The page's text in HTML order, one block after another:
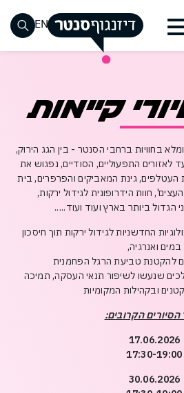
EN
לבקר
לבקר
פעילות
ומידע
פתיחת
דרכי
הגעה
וחנייה
נגישות
בסנטר
קריירהדיזנגוף
בשבילכם
לקנות
לקנות
נשיםגברים
ספורטאופנה
מתחדשת
אלקטרוניקה
וסלולר
אופטיקה
סטיילסידורים
קוסמטיקה
פארם
וביוטי
מזון
ומשקאות
משחקים
ופנטזיה
ופעילויות
ופעילויות
האוכלטבעוני
קרוביםתראו
מה
פספסתם
להשפיע
להשפיע
ההשפעה
החזון
מתחמי
השכרה
בסנטר
הצטרפות
להשפעה
פעילות
לקבוצות
ספר
פעילות
לקהל
חנות
קיימות
בסנטר
מוצרים בעגלההתחברו
התחברו
שכחתי סיסמה
חדש/אורח
חדש/אורח
להרשמה
קיימות
בחוויות ברחבי הסנטר - בין הגג הירוק,
לאזורים התפעוליים, הסודיים, נפגוש את
העטלפים, גינת המאביקים והפרפרים, בית
חוות הידרופונית לגידול ירקות,
הגדול ביותר בארץ ועוד ועוד.....
החדשניות לגידול ירקות תוך חיסכון
במים ואנרגיה,
להקטנת טביעת הרגל הפחמנית
שנעשו לשיפור תנאי העסקה, תמיכה
ובקהילות המקומיות
הסיורים הקרובים:
17.06.2026
17:30-19:00
30.06.2026